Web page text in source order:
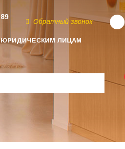
ЮРИДИЧЕСКИМ ЛИЦАМ
Обратный звонок